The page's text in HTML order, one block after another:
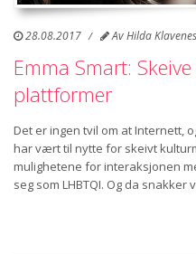
28.08.2017 AvHilda
Emma Smart:
plattformer
Det er ingen tvil om at Internett,
har vært til nytte for skeivt
mulighetene for interaksjonen
seg som LHBTQI. Og da snakker